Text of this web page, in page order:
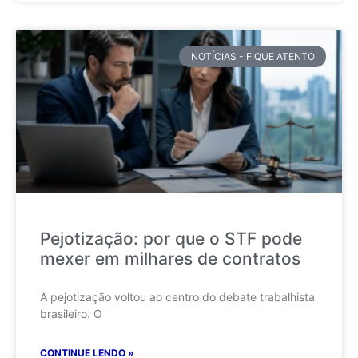
NOTÍCIAS - FIQUE ATENTO
Pejotização: por que o STF pode
mexer em milhares de contratos
A pejotização voltou ao centro do debate trabalhista
brasileiro. O
CONTINUE LENDO »